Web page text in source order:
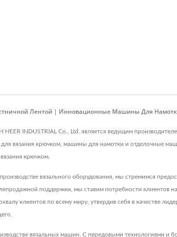
Лентой | Инновационные Машины Для
HEER INDUSTRIAL Co., Ltd. является ведущим
вязания крючком, машины для намотки и отделочные
крючком.
вязального оборудования, мы стремимся
поддержки, мы ставим потребности клиентов
клиентов по всему миру, утвердив себя в качестве
вязальных машин. С передовыми технологиями и